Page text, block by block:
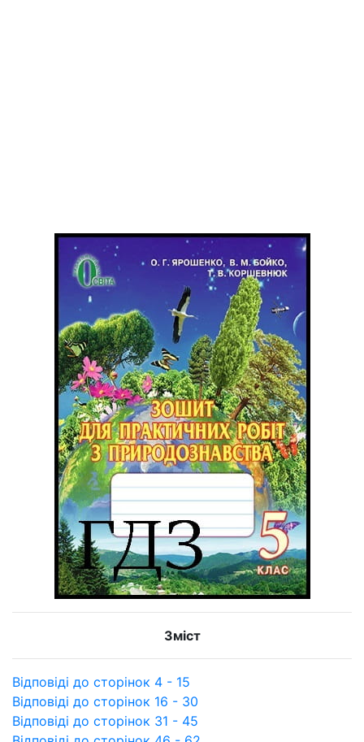
Зміст
Відповіді до сторінок 4 - 15
Відповіді до сторінок 16 - 30
Відповіді до сторінок 31 - 45